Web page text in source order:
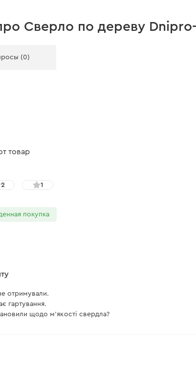
Сверло по дереву
(0)
товар
2 1
покупка
отримували.
гартування.
щодо м'якості свердла?